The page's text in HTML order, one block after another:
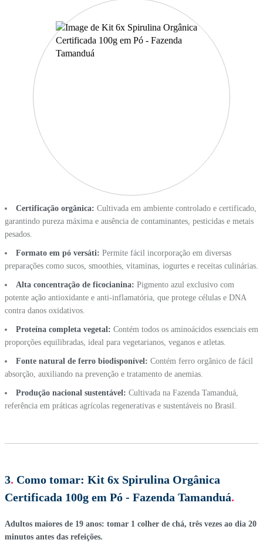
Certificação orgânica: Cultivada em ambiente controlado e certificado,
garantindo pureza máxima e ausência de contaminantes, pesticidas e metais
pesados.
Formato em pó versáti: Permite fácil incorporação em diversas
preparações como sucos, smoothies, vitaminas, iogurtes e receitas culinárias.
Alta concentração de ficocianina: Pigmento azul exclusivo com
potente ação antioxidante e anti-inflamatória, que protege células e DNA
contra danos oxidativos.
Proteína completa vegetal: Contém todos os aminoácidos essenciais em
proporções equilibradas, ideal para vegetarianos, veganos e atletas.
Fonte natural de ferro biodisponível: Contém ferro orgânico de fácil
absorção, auxiliando na prevenção e tratamento de anemias.
Produção nacional sustentável: Cultivada na Fazenda Tamanduá,
referência em práticas agrícolas regenerativas e sustentáveis no Brasil.
3. Como tomar: Kit 6x Spirulina Orgânica
Certificada 100g em Pó - Fazenda Tamanduá.
Adultos maiores de 19 anos: tomar 1 colher de chá, três vezes ao dia 20
minutos antes das refeições.